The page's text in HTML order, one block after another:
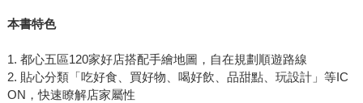
本書特色
1. 都心五區120家好店搭配手繪地圖，自在規劃順遊路線
2. 貼心分類「吃好食、買好物、喝好飲、品甜點、玩設計」等IC
ON，快速瞭解店家屬性